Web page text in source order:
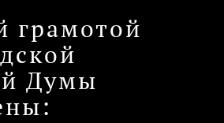
грамотой
Думы